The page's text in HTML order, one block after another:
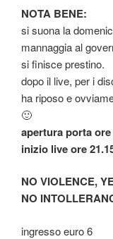
NOTA BENE:
si suona la
mannaggia al
si finisce prestino.
dopo il live, per i
ha riposo e
🙂
apertura porta ore
inizio live ore
NO VIOLENCE,
NO
ingresso euro 6